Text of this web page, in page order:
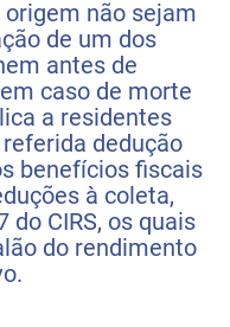
não sejam
de um dos
antes de
caso de morte
a residentes
dedução
benefícios fiscais
à coleta,
do CIRS, os quais
do rendimento